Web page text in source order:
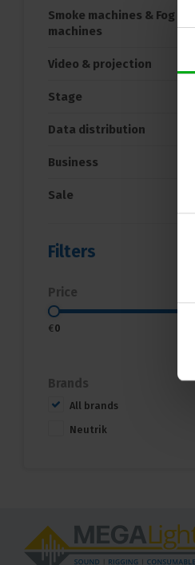
Smoke machines & Fog
machines
Video & projection
Stage
Data distribution
Business
Sale
Filters
Price
€0
Brands
All brands
Neutrik